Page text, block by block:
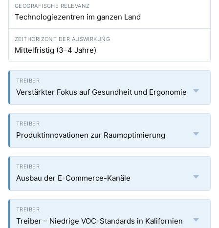
Technologiezentren im ganzen Land
Mittelfristig (3–4 Jahre)
Verstärkter Fokus auf Gesundheit und Ergonomie
Produktinnovationen zur Raumoptimierung
Ausbau der E-Commerce-Kanäle
Treiber – Niedrige VOC-Standards in Kalifornien